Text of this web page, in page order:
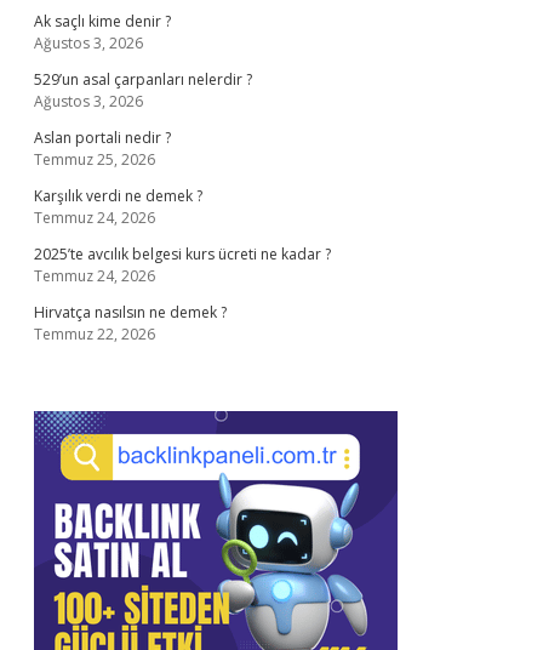
Ak saçlı kime denir ?
Ağustos 3, 2026
529’un asal çarpanları nelerdir ?
Ağustos 3, 2026
Aslan portali nedir ?
Temmuz 25, 2026
Karşılık verdi ne demek ?
Temmuz 24, 2026
2025’te avcılık belgesi kurs ücreti ne kadar ?
Temmuz 24, 2026
Hirvatça nasılsın ne demek ?
Temmuz 22, 2026